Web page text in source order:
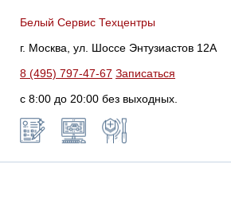
Белый Сервис Техцентры
г. Москва, ул. Шоссе Энтузиастов 12А
8 (495) 797-47-67 Записаться
с 8:00 до 20:00 без выходных.